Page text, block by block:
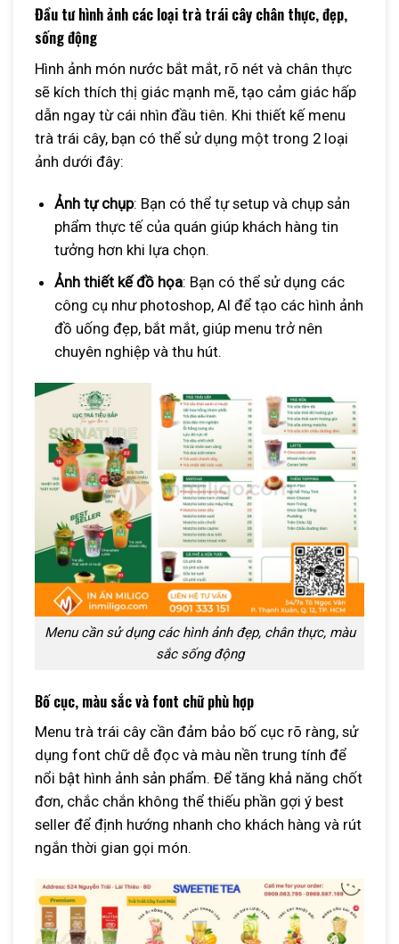
Đầu tư hình ảnh các loại trà trái cây chân thực, đẹp,
sống động
Hình ảnh món nước bắt mắt, rõ nét và chân thực
sẽ kích thích thị giác mạnh mẽ, tạo cảm giác hấp
dẫn ngay từ cái nhìn đầu tiên. Khi thiết kế menu
trà trái cây, bạn có thể sử dụng một trong 2 loại
ảnh dưới đây:
Ảnh tự chụp: Bạn có thể tự setup và chụp sản
phẩm thực tế của quán giúp khách hàng tin
tưởng hơn khi lựa chọn.
Ảnh thiết kế đồ họa: Bạn có thể sử dụng các
công cụ như photoshop, AI để tạo các hình ảnh
đồ uống đẹp, bắt mắt, giúp menu trở nên
chuyên nghiệp và thu hút.
Menu cần sử dụng các hình ảnh đẹp, chân thực, màu
sắc sống động
Bố cục, màu sắc và font chữ phù hợp
Menu trà trái cây cần đảm bảo bố cục rõ ràng, sử
dụng font chữ dễ đọc và màu nền trung tính để
nổi bật hình ảnh sản phẩm. Để tăng khả năng chốt
đơn, chắc chắn không thể thiếu phần gợi ý best
seller để định hướng nhanh cho khách hàng và rút
ngắn thời gian gọi món.